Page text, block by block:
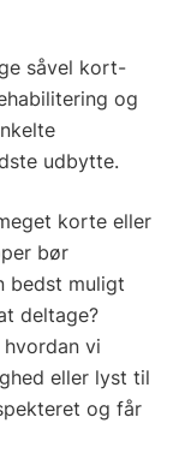
såvel kort-
og
udbytte.
korte eller
bør
bedst muligt
deltage?
vi
eller lyst til
og får